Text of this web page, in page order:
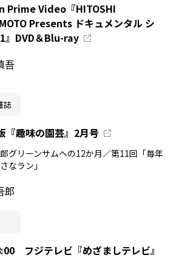
Prime Video『HITOSHI
Presents ドキュメンタル シ
』DVD＆Blu-ray
吾
誌
『趣味の園芸』2月号
グリーンサムへの12か月／第11回「毎年
なラン」
郎
フジテレビ『めざましテレビ』